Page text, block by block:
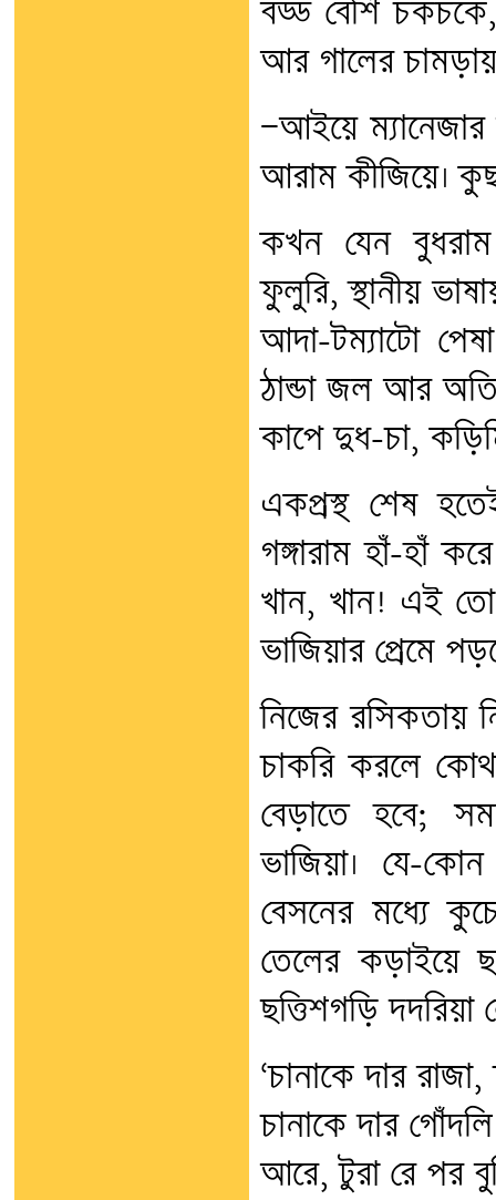
বড্ড বেশি
আর গালের
—আইয়ে
আরাম কীজিয়ে।
কখন যেন
ফুলুরি, স্থানীয়
আদা-টম্যাটো
ঠান্ডা জল আর
কাপে দুধ-চা,
একপ্রস্থ শেষ
গঙ্গারাম হাঁ-হাঁ
খান, খান! এই তো
ভাজিয়ার প্রেমে
নিজের রসিকতায়
চাকরি করলে
বেড়াতে হবে;
ভাজিয়া। যে-
বেসনের মধ্যে
তেলের
ছত্তিশগড়ি
‘চানাকে দার
চানাকে দার
আরে, টুরা রে পর